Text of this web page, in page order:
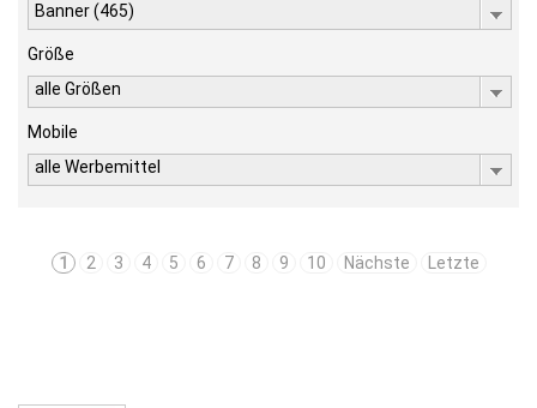
Banner (465)
Größe
alle Größen
Mobile
alle Werbemittel
1 2 3 4 5 6 7 8 9 10 Nächste Letzte